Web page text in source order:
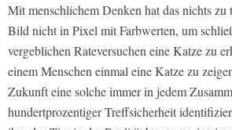
Mit menschlichem Denken hat das nichts zu
Bild nicht in Pixel mit Farbwerten, um
vergeblichen Rateversuchen eine Katze zu
einem Menschen einmal eine Katze zu
Zukunft eine solche immer in jedem
hundertprozentiger Treffsicherheit